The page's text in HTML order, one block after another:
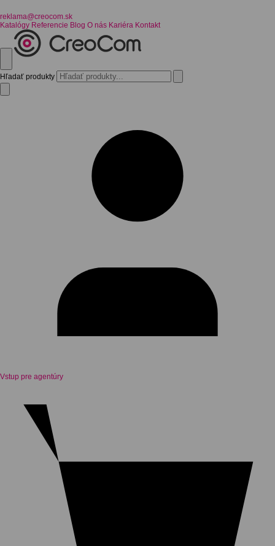
reklama@creocom.sk
Katalógy Referencie Blog O nás Kariéra Kontakt
Hľadať produkty
Vstup pre agentúry